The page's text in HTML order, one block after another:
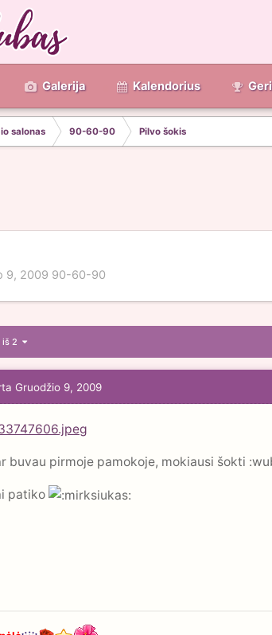
Galerija Kalendorius
salonas 90-60-90 Pilvo šokis
9, 2009 90-60-90
iš 2
Gruodžio 9, 2009
buvau pirmoje pamokoje, mokiausi šokti
patiko